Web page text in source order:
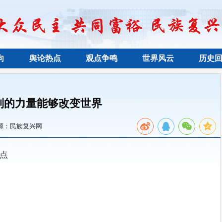
舆论热点 观点争鸣 世界风云 历史
的力量能够改变世界
：民族复兴网